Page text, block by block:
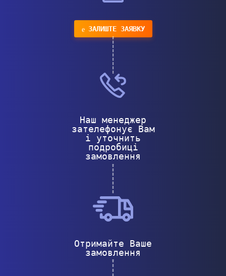
ЗАЛИШТЕ ЗАЯВКУ
Наш менеджер
зателефонує Вам
і уточнить
подробиці
замовлення
Отримайте Ваше
замовлення